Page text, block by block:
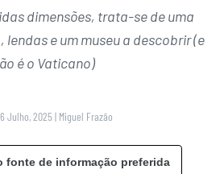
dimensões, trata-se de uma
e um museu a descobrir (e
é o Vaticano)
Julho, 2025 | Miguel Frazão
fonte de informação preferida